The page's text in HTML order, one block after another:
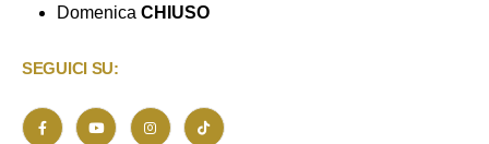
Domenica CHIUSO
SEGUICI SU: